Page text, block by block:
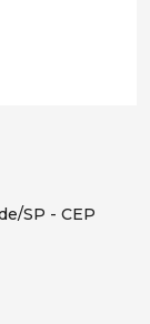
SP - CEP